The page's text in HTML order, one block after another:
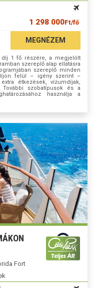
1 298 000Ft/fő
MEGNÉZEM
díj 1 fő részére, a megjelölt
szereplő alap ellátásra
szereplő minden
felül – igény szerint –
étkezések, vízumdíjak,
szobatípusok és a
használja a
Fort